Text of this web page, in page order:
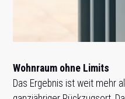
Wohnraum ohne Limits
Das Ergebnis ist weit mehr